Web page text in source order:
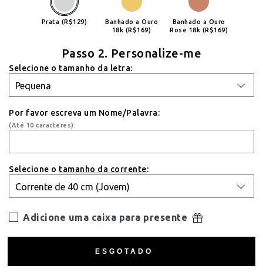
Prata (R$129)
Banhado a Ouro
18k (R$169)
Banhado a Ouro
Rose 18k (R$169)
Passo 2. Personalize-me
Selecione o tamanho da letra:
Por favor escreva um Nome/Palavra:
(Até 10 caracteres):
Selecione o tamanho da corrente:
Adicione uma caixa para presente